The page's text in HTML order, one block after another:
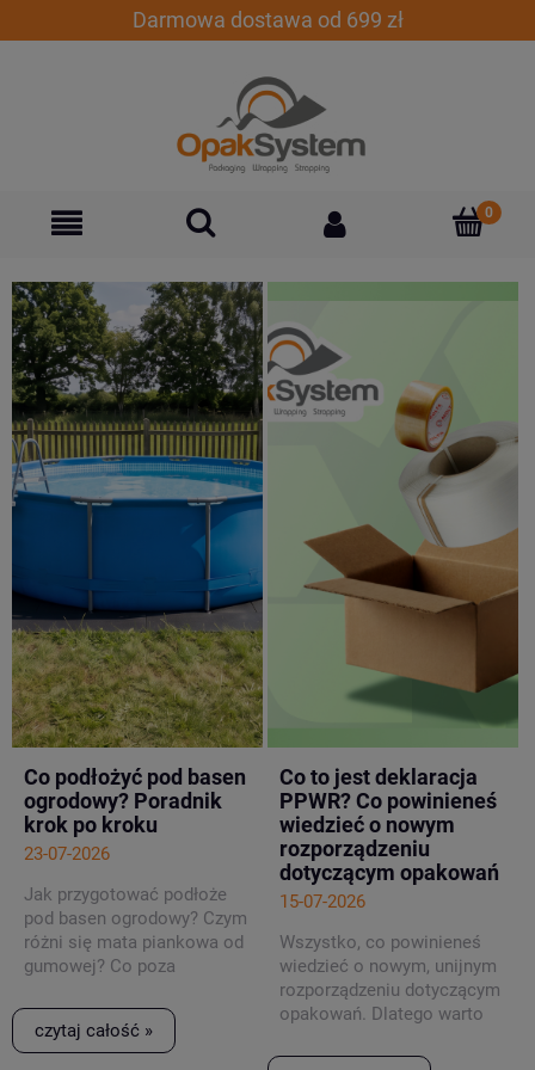
Darmowa dostawa od 699 zł
Co podłożyć pod basen
ogrodowy? Poradnik
krok po kroku
23-07-2026
Jak przygotować podłoże
pod basen ogrodowy? Czym
różni się mata piankowa od
gumowej? Co poza
ogrodowy warto mieć w
zanadrzu
czytaj całość »
Co to jest deklaracja
PPWR? Co powinieneś
wiedzieć o nowym
rozporządzeniu
dotyczącym opakowań
15-07-2026
Wszystko, co powinieneś
wiedzieć o nowym, unijnym
rozporządzeniu dotyczącym
opakowań. Dlatego warto
obowiązki wprowadza